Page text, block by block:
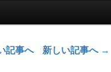
ナビゲーション
記事へ 新しい記事へ →